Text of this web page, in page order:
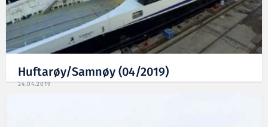
Huftarøy/Samnøy (04/2019)
24.04.2019